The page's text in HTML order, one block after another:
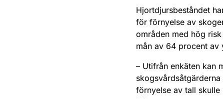
Hjortdjursbeståndet
för förnyelse av
områden med hög
mån av 64 procent av
– Utifrån enkäten kan
förnyelse av tall